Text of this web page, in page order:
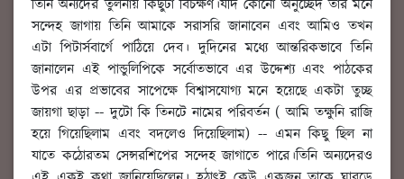
তিনি অন্যদের তুলনায় কিছুটা বিচক্ষণ।যদি কোনো অনুচ্ছেদ তাঁর মনে
সন্দেহ জাগায় তিনি আমাকে সরাসরি জানাবেন এবং আমিও তখন
এটা পিটার্সবার্গে পাঠিয়ে দেব। দুদিনের মধ্যে আন্তরিকভাবে তিনি
জানালেন এই পান্ডুলিপিকে সর্বোতভাবে এর উদ্দেশ্য এবং পাঠকের
উপর এর প্রভাবের সাপেক্ষে বিশ্বাসযোগ্য মনে হয়েছে একটা তুচ্ছ
জায়গা ছাড়া -- দুটো কি তিনটে নামের পরিবর্তন ( আমি তক্ষুনি রাজি
হয়ে গিয়েছিলাম এবং বদলেও দিয়েছিলাম) -- এমন কিছু ছিল না
যাতে কঠোরতম সেন্সরশিপের সন্দেহ জাগাতে পারে।তিনি অন্যদেরও